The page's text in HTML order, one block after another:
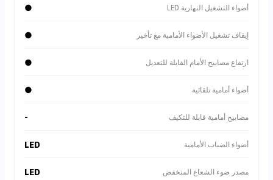
⚠ تنبيه حوادث
لدى المركبة سجلات
أضواء التشغيل النهارية LED ●
إيقاف تشغيل الأضواء الأمامية مع تأخير ●
ارتفاع مصابيح الأمام القابلة للتعديل ●
أضواء أمامية تلقائية ●
مصابيح أمامية قابلة للتكيف -
أضواء الضباب الأمامية LED
مصدر ضوء الشعاع المنخفض LED